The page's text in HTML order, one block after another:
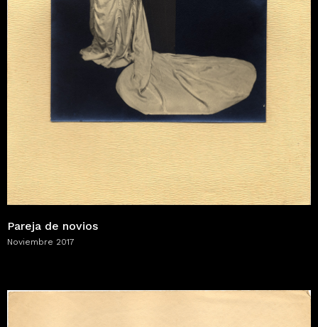
Pareja de novios
Noviembre 2017